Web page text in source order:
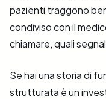
pazienti traggono
condiviso con il
chiamare, quali
Se hai una storia di
strutturata è un